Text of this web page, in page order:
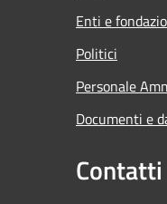
Enti e
Politici
Personale
Documenti e
Contatti